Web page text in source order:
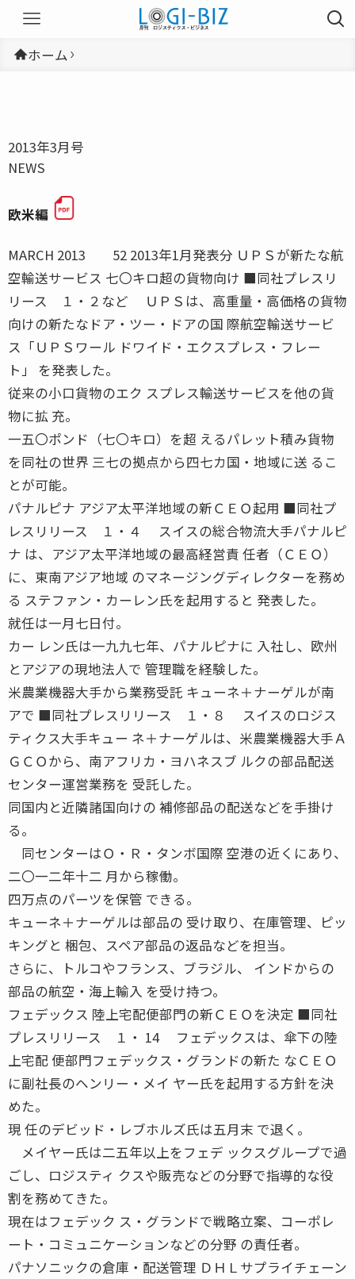
ホーム
2013年3月号
NEWS
欧米編
MARCH 2013 52 2013年1月発表分 ＵＰＳが新たな航
空輸送サービス 七〇キロ超の貨物向け ■同社プレスリ
リース １・２など ＵＰＳは、高重量・高価格の貨物
向けの新たなドア・ツー・ドアの国 際航空輸送サービ
ス「ＵＰＳワール ドワイド・エクスプレス・フレー
ト」 を発表した。
従来の小口貨物のエク スプレス輸送サービスを他の貨
物に拡 充。
一五〇ポンド（七〇キロ）を超 えるパレット積み貨物
を同社の世界 三七の拠点から四七カ国・地域に送 るこ
とが可能。
パナルピナ アジア太平洋地域の新ＣＥＯ起用 ■同社プ
レスリリース １・４ スイスの総合物流大手パナルピ
ナ は、アジア太平洋地域の最高経営責 任者（ＣＥＯ）
に、東南アジア地域 のマネージングディレクターを務め
る ステファン・カーレン氏を起用すると 発表した。
就任は一月七日付。
カー レン氏は一九九七年、パナルピナに 入社し、欧州
とアジアの現地法人で 管理職を経験した。
米農業機器大手から業務受託 キューネ＋ナーゲルが南
アで ■同社プレスリリース １・８ スイスのロジス
ティクス大手キュー ネ＋ナーゲルは、米農業機器大手Ａ
ＧＣＯから、南アフリカ・ヨハネスブ ルクの部品配送
センター運営業務を 受託した。
同国内と近隣諸国向けの 補修部品の配送などを手掛け
る。
同センターはＯ・Ｒ・タンボ国際 空港の近くにあり、
二〇一二年十二 月から稼働。
四万点のパーツを保管 できる。
キューネ＋ナーゲルは部品の 受け取り、在庫管理、ピッ
キングと 梱包、スペア部品の返品などを担当。
さらに、トルコやフランス、ブラジル、 インドからの
部品の航空・海上輸入 を受け持つ。
フェデックス 陸上宅配便部門の新ＣＥＯを決定 ■同社
プレスリリース １・ 14 フェデックスは、傘下の陸
上宅配 便部門フェデックス・グランドの新た なＣＥＯ
に副社長のヘンリー・メイ ヤー氏を起用する方針を決
めた。
現 任のデビッド・レブホルズ氏は五月末 で退く。
メイヤー氏は二五年以上をフェデ ックスグループで過
ごし、ロジスティ クスや販売などの分野で指導的な役
割を務めてきた。
現在はフェデック ス・グランドで戦略立案、コーポレ
ート・コミュニケーションなどの分野 の責任者。
パナソニックの倉庫・配送管理 ＤＨＬサプライチェーン